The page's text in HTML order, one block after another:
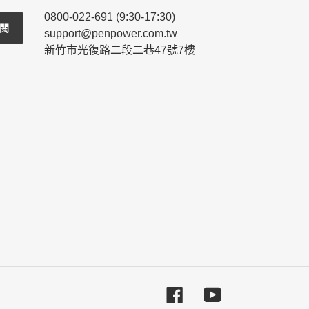
0800-022-691 (9:30-17:30)
support@penpower.com.tw
新竹市光復路二段二巷47號7樓
FacebookYouTube